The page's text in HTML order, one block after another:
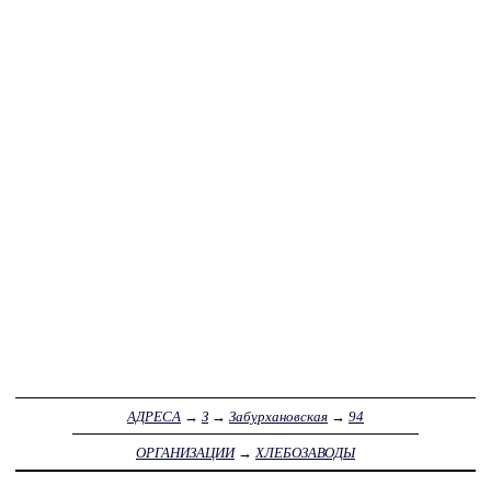
АДРЕСА → З → Забурхановская → 94
ОРГАНИЗАЦИИ→ ХЛЕБОЗАВОДЫ